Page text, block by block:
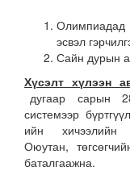
Олимпиадад
эсвэл
Сайн дурын
Хүсэлт хүлээн
дугаар сарын
системээр
ийн
Оюутан,
баталгаажна.